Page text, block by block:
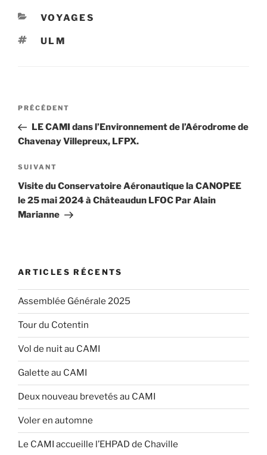
CATÉGORIES
VOYAGES
ÉTIQUETTES
ULM
Navigation
l’article
Article
précédent
PRÉCÉDENT
LE CAMI dans l’Environnement de l’Aérodrome de
Chavenay Villepreux, LFPX.
Article
suivant
SUIVANT
Visite du Conservatoire Aéronautique la CANOPEE
le 25 mai 2024 à Châteaudun LFOC Par Alain
Marianne
ARTICLES RÉCENTS
Assemblée Générale 2025
Tour du Cotentin
Vol de nuit au CAMI
Galette au CAMI
Deux nouveau brevetés au CAMI
Voler en automne
Le CAMI accueille l’EHPAD de Chaville